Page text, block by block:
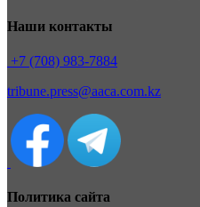
Наши контакты
+7 (708) 983-7884
tribune.press@aaca.com.kz
Политика сайта